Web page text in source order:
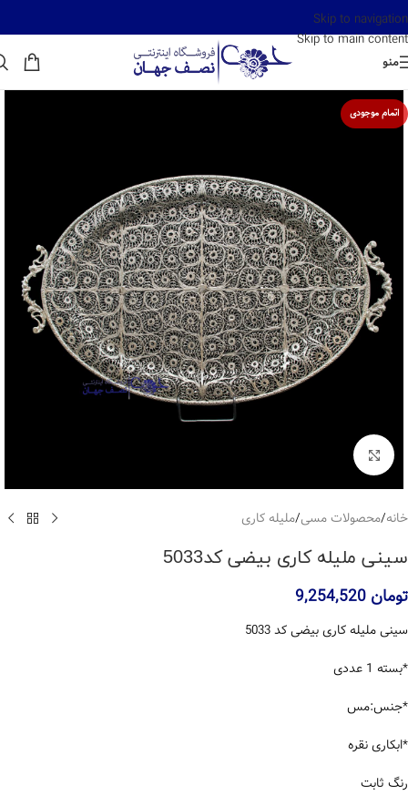
Skip to navigation
Skip to main content
منو
اتمام موجودی
بزرگنمایی تصویر
خانه/محصولات مسی/ملیله کاری
سینی ملیله کاری بیضی کد5033
تومان
سینی ملیله کاری بیضی کد 5033
*بسته 1 عددی
*جنس:مس
*ابکاری نقره
رنگ ثابت